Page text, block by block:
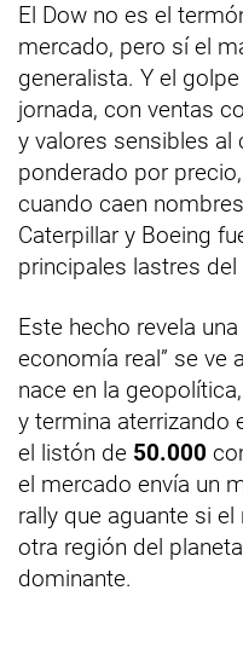
El Dow no es el
mercado, pero sí el
generalista. Y el
jornada, con ventas
y valores sensibles al
ponderado por
cuando caen
Caterpillar y Boeing
principales lastres del
Este hecho revela
economía real” se ve
nace en la
y termina aterrizando
el listón de 50.000
el mercado envía un
rally que aguante si
otra región del
dominante.